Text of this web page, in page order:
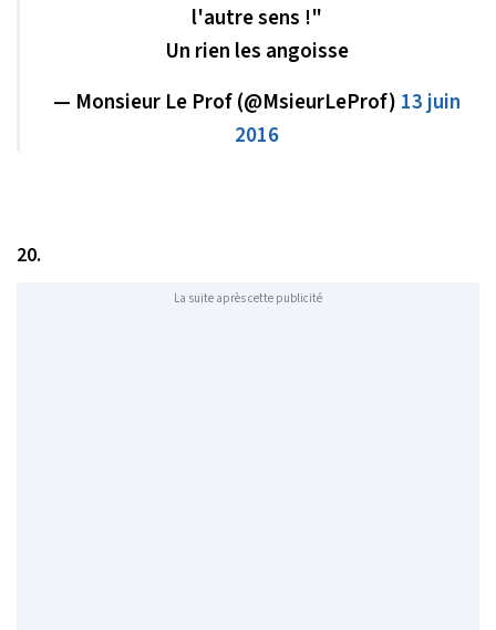
l'autre sens !"
Un rien les angoisse
— Monsieur Le Prof (@MsieurLeProf) 13 juin
2016
20.
La suite après cette publicité